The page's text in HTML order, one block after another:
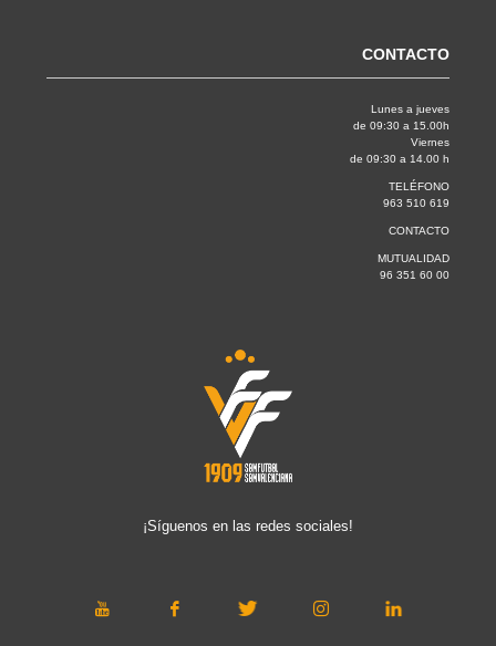
CONTACTO
Lunes a jueves
de 09:30 a 15.00h
Viernes
de 09:30 a 14.00 h
TELÉFONO
963 510 619
CONTACTO
MUTUALIDAD
96 351 60 00
¡Síguenos en las redes sociales!